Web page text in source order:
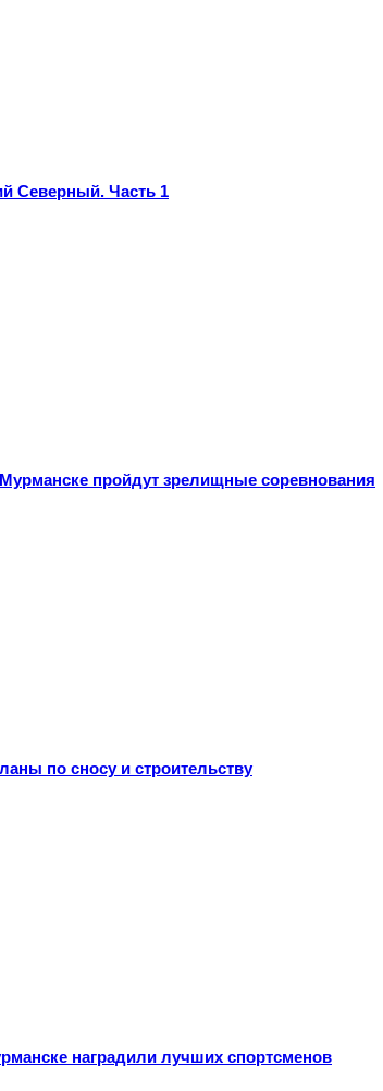
Северный. Часть 1
пройдут зрелищные соревнования
по сносу и строительству
наградили лучших спортсменов